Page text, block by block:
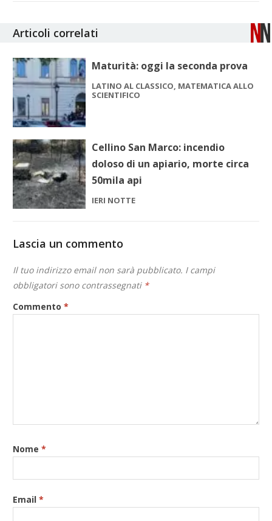
Articoli correlati
Maturità: oggi la seconda prova
LATINO AL CLASSICO, MATEMATICA ALLO
SCIENTIFICO
Cellino San Marco: incendio
doloso di un apiario, morte circa
50mila api
IERI NOTTE
Lascia un commento
Il tuo indirizzo email non sarà pubblicato. I campi
obbligatori sono contrassegnati *
Commento*
Nome*
Email*